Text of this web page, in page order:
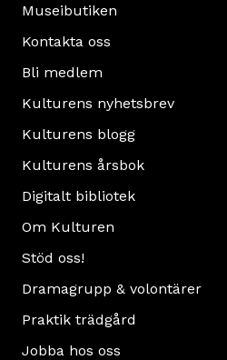
Museibutiken
Kontakta oss
Bli medlem
Kulturens nyhetsbrev
Kulturens blogg
Kulturens årsbok
Digitalt bibliotek
Om Kulturen
Stöd oss!
Dramagrupp & volontärer
Praktik trädgård
Jobba hos oss